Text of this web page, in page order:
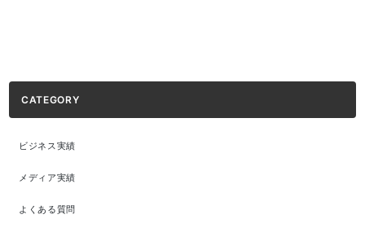
CATEGORY
ビジネス実績
メディア実績
よくある質問